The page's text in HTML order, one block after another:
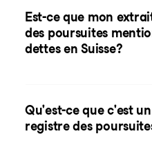
Est-ce que mon
des poursuites
dettes en Suisse?
Qu'est-ce que c'est
registre des